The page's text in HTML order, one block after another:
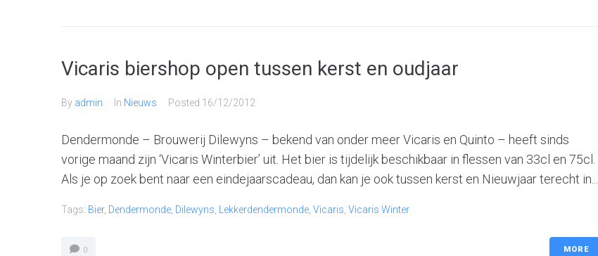
Vicaris biershop open tussen kerst en oudjaar
By admin In Nieuws Posted 16/12/2012
Dendermonde – Brouwerij Dilewyns – bekend van onder meer Vicaris en Quinto – heeft sinds
vorige maand zijn ‘Vicaris Winterbier’ uit. Het bier is tijdelijk beschikbaar in flessen van 33cl en 75cl.
Als je op zoek bent naar een eindejaarscadeau, dan kan je ook tussen kerst en Nieuwjaar terecht in...
Tags: Bier, Dendermonde, Dilewyns, Lekkerdendermonde, Vicaris, Vicaris Winter
0 MORE